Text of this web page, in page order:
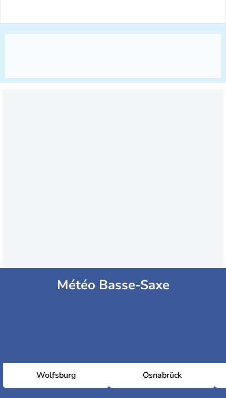
Météo Basse-Saxe
Wolfsburg Osnabrück